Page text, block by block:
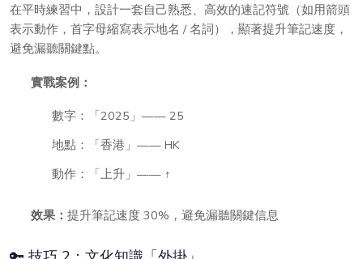
在平時練習中，設計一套自己熟悉、高效的速記符號（如用箭頭
表示動作，首字母縮寫表示地名 / 名詞），顯著提升筆記速度，
避免漏聽關鍵點。
實戰案例：
數字：「2025」—— 25
地點：「香港」—— HK
動作：「上升」—— ↑
效果： 提升筆記速度 30%，避免漏聽關鍵信息